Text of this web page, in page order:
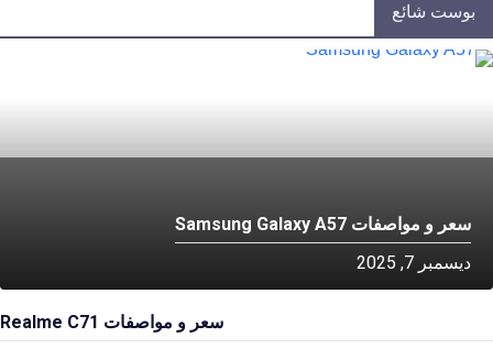
بوست شائع
سعر و مواصفات Samsung Galaxy A57
ديسمبر 7, 2025
سعر و مواصفات Realme C71